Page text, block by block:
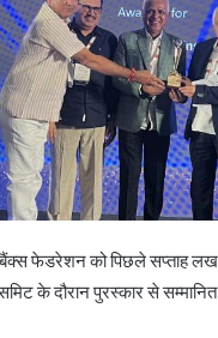
बैंक्स फेडरेशन को पिछले सप्ताह
के दौरान पुरस्कार से सम्मानित